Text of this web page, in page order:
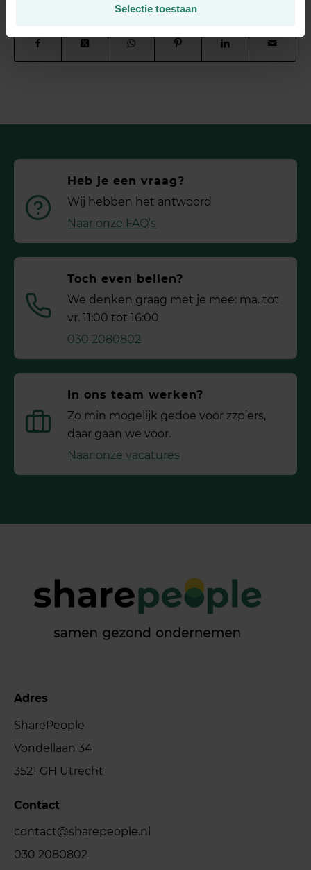
Selectie toestaan
Heb je een vraag?
Wij hebben het antwoord
Naar onze FAQ’s
Toch even bellen?
We denken graag met je mee: ma. tot
vr. 11:00 tot 16:00
030 2080802
In ons team werken?
Zo min mogelijk gedoe voor ­zzp’ers,
daar gaan we voor.
Naar onze vacatures
Adres
SharePeople
Vondellaan 34
3521 GH Utrecht
Contact
contact@sharepeople.nl
030 2080802